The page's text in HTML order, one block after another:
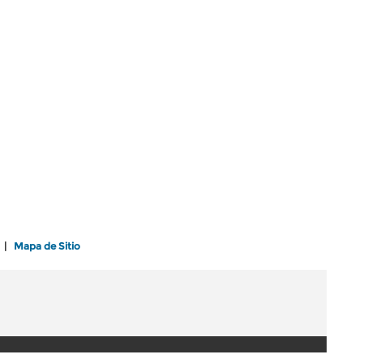
Mapa de Sitio